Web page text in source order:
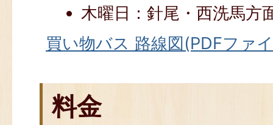
木曜日：針尾・西洗馬方
買い物バス 路線図(PDFファ
料金